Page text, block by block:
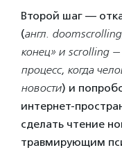
Второй шаг —
(англ.
конец» и scrolling —
процесс, когда
новости) и
интернет-
сделать чтение
травмирующим